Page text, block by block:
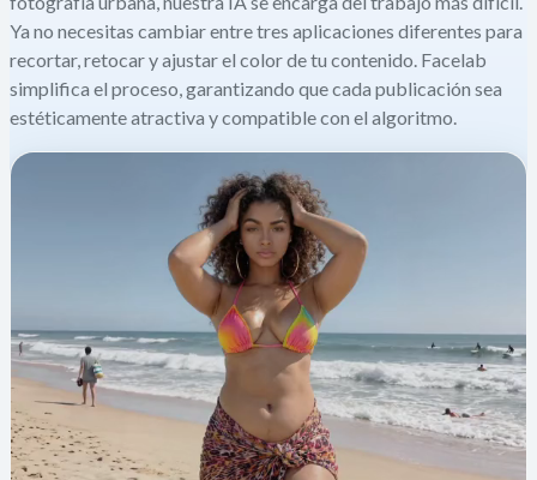
Ya no necesitas cambiar entre tres aplicaciones diferentes para
recortar, retocar y ajustar el color de tu contenido. Facelab
simplifica el proceso, garantizando que cada publicación sea
estéticamente atractiva y compatible con el algoritmo.